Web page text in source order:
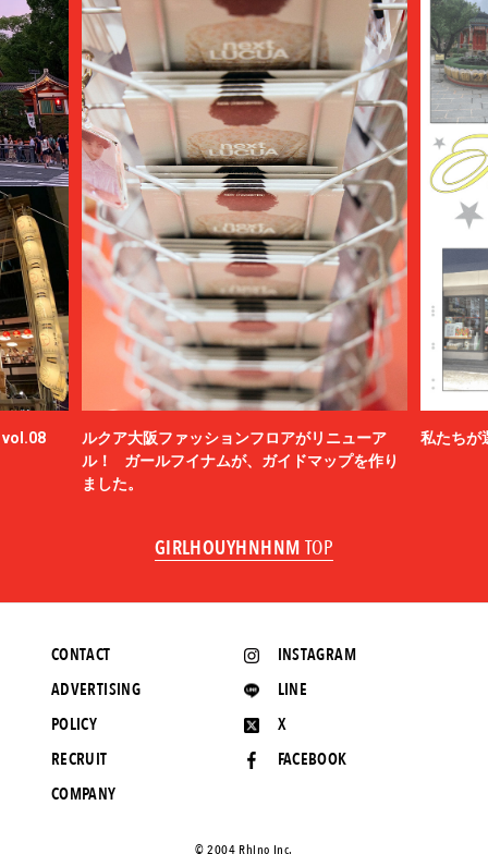
vol.08
ルクア大阪ファッションフロアがリニューア
ル！ ガールフイナムが、ガイドマップを作り
ました。
私たちが
GIRLHOUYHNHNM TOP
INSTAGRAM
LINE
X
FACEBOOK
CONTACT
ADVERTISING
POLICY
RECRUIT
COMPANY
©️ 2004 Rhino Inc.